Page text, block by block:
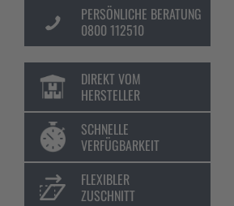
PERSÖNLICHE BERATUNG
0800 112510
DIREKT VOM
HERSTELLER
SCHNELLE
VERFÜGBARKEIT
FLEXIBLER
ZUSCHNITT